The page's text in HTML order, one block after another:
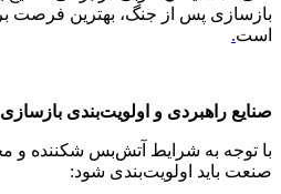
بازسازی پس از جنگ، بهترین فرصت
است.
صنایع راهبردی و اولویت‌بندی بازسازی
با توجه به شرایط آتش‌بس شکننده و
صنعت باید اولویت‌بندی شود: